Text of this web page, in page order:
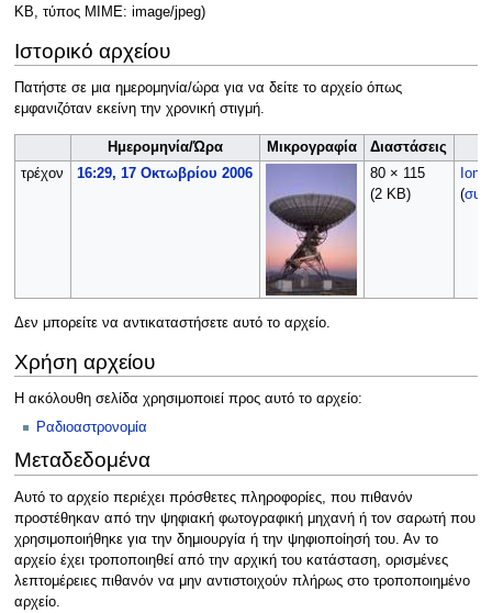
KB, τύπος MIME: image/jpeg)
Ιστορικό αρχείου
Πατήστε σε μια ημερομηνία/ώρα για να δείτε το αρχείο όπως
εμφανιζόταν εκείνη την χρονική στιγμή.
Ημερομηνία/Ώρα Μικρογραφία
Διαστάσεις
τρέχον
16:29, 17 Οκτωβρίου 2006
80 × 115
(2 KB)
(
Δεν μπορείτε να αντικαταστήσετε αυτό το αρχείο.
Χρήση αρχείου
Η ακόλουθη σελίδα χρησιμοποιεί προς αυτό το αρχείο:
Ραδιοαστρονομία
Μεταδεδομένα
Αυτό το αρχείο περιέχει πρόσθετες πληροφορίες, που πιθανόν
προστέθηκαν από την ψηφιακή φωτογραφική μηχανή ή τον σαρωτή που
χρησιμοποιήθηκε για την δημιουργία ή την ψηφιοποίησή του. Αν το
αρχείο έχει τροποποιηθεί από την αρχική του κατάσταση, ορισμένες
λεπτομέρειες πιθανόν να μην αντιστοιχούν πλήρως στο τροποποιημένο
αρχείο.